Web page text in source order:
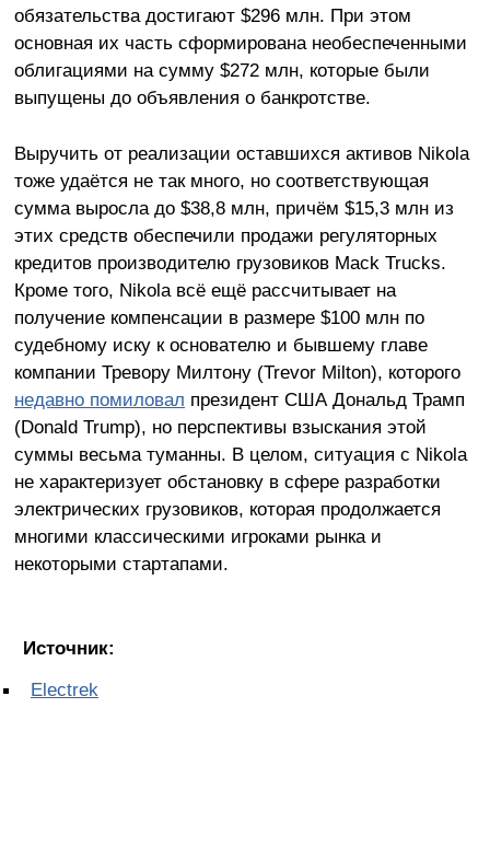
обязательства достигают $296 млн. При этом
основная их часть сформирована необеспеченными
облигациями на сумму $272 млн, которые были
выпущены до объявления о банкротстве.
Выручить от реализации оставшихся активов Nikola
тоже удаётся не так много, но соответствующая
сумма выросла до $38,8 млн, причём $15,3 млн из
этих средств обеспечили продажи регуляторных
кредитов производителю грузовиков Mack Trucks.
Кроме того, Nikola всё ещё рассчитывает на
получение компенсации в размере $100 млн по
судебному иску к основателю и бывшему главе
компании Тревору Милтону (Trevor Milton), которого
недавно помиловал президент США Дональд Трамп
(Donald Trump), но перспективы взыскания этой
суммы весьма туманны. В целом, ситуация с Nikola
не характеризует обстановку в сфере разработки
электрических грузовиков, которая продолжается
многими классическими игроками рынка и
некоторыми стартапами.
Источник:
Electrek